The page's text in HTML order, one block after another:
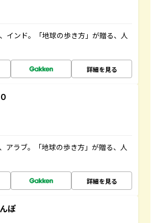
インド。「地球の歩き方」が贈る、人
詳細を見る
アラブ。「地球の歩き方」が贈る、人
詳細を見る
ぽ